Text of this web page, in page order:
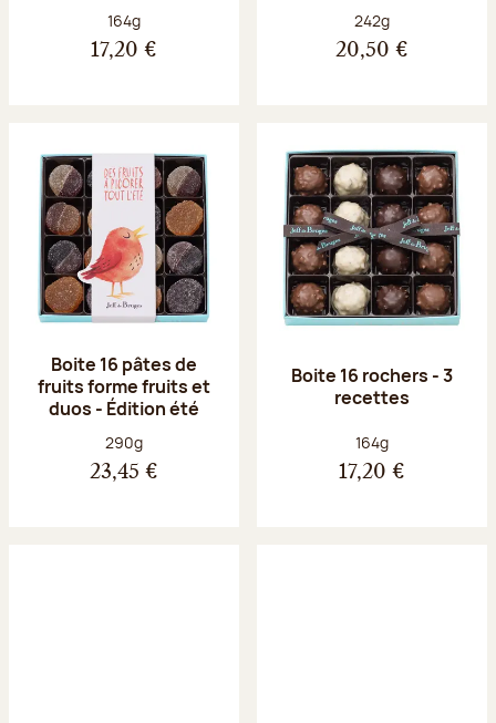
Poids net :
164g
17,20 €
Poids net :
242g
20,50 €
Boite 16 pâtes de
fruits forme fruits et
duos - Édition été
Poids net :
290g
23,45 €
Boite 16 rochers - 3
recettes
Poids net :
164g
17,20 €